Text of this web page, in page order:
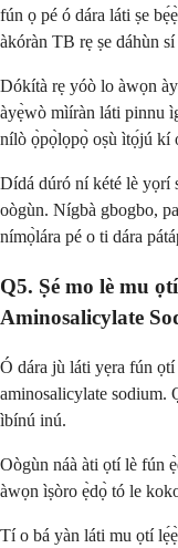
fún ọ pé ó dára láti ṣe
àkóràn TB rẹ ṣe dáhùn
Dókítà rẹ yóò lo àwọn
àyẹ̀wò mìíràn láti pinnu
nílò ọ̀pọ̀lọpọ̀ oṣù ìtọ́jú kí
Dídá dúró ní kété lè yọrí
oògùn. Nígbà gbogbo,
nímọ̀lára pé o ti dára
Q5. Ṣé mo lè mu
Aminosalicylate
Ó dára jù láti yẹra fún
aminosalicylate sodium.
ìbínú inú.
Oògùn náà àti ọtí lè fún
àwọn ìṣòro ẹ̀dọ̀ tó le
Tí o bá yàn láti mu ọtí